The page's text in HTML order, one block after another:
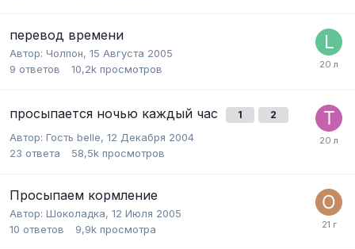
перевод времени
Автор: Чолпон, 15 Августа 2005
9 ответов 10,2k просмотров
просыпается ночью каждый час 1 2
Автор: Гость belle, 12 Декабря 2004
23 ответа 58,5k просмотров
Просыпаем кормление
Автор: Шоколадка, 12 Июля 2005
10 ответов 9,9k просмотра